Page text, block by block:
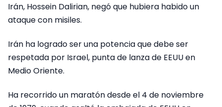
Irán, Hossein Dalirian, negó que hubiera habido un
ataque con misiles.
Irán ha logrado ser una potencia que debe ser
respetada por Israel, punta de lanza de EEUU en
Medio Oriente.
Ha recorrido un maratón desde el 4 de noviembre